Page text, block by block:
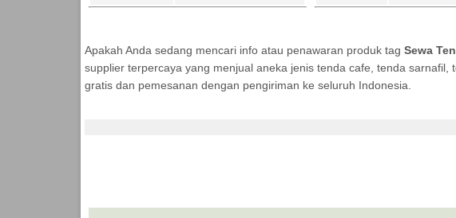
Apakah Anda sedang mencari info atau penawaran produk tag Sewa
supplier terpercaya yang menjual aneka jenis tenda cafe, tenda
gratis dan pemesanan dengan pengiriman ke seluruh Indonesia.